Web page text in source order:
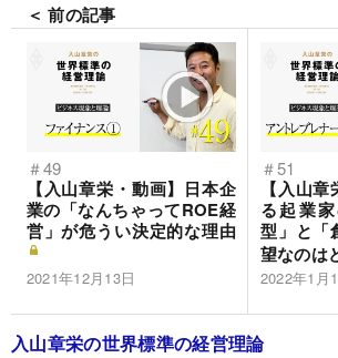
＜ 前の記事
＃49
【入山章栄・動画】日本企
業の「なんちゃってROE経
営」が危うい決定的な理由
2021年12月13日
＃51
【入山
る起業
型」と「
望なのは
2022年1月
入山章栄の世界標準の経営理論